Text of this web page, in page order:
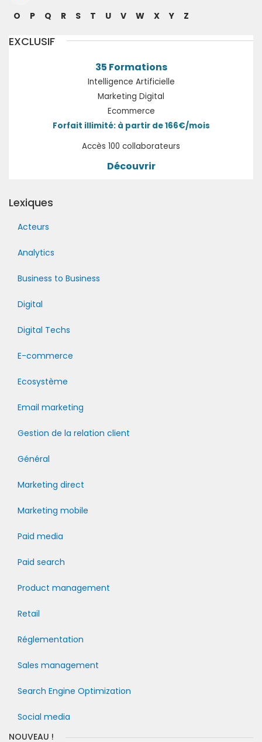
O
P Q R S T U V W X Y Z
EXCLUSIF
35 Formations
Intelligence Artificielle
Marketing Digital
Ecommerce
Forfait illimité: à partir de 166€/mois
Accès 100 collaborateurs
Découvrir
Lexiques
Acteurs
Analytics
Business to Business
Digital
Digital Techs
E-commerce
Ecosystème
Email marketing
Gestion de la relation client
Général
Marketing direct
Marketing mobile
Paid media
Paid search
Product management
Retail
Réglementation
Sales management
Search Engine Optimization
Social media
NOUVEAU !